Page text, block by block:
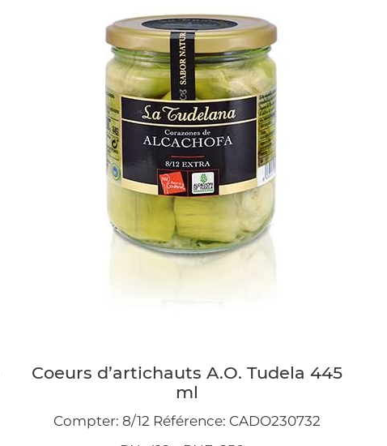
Coeurs d’artichauts A.O. Tudela 445
ml
Compter: 8/12 Référence: CADO230732